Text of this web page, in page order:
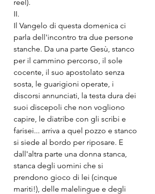
reel).
II.
Il Vangelo di questa domenica ci
parla dell'incontro tra due persone
stanche. Da una parte Gesù, stanco
per il cammino percorso, il sole
cocente, il suo apostolato senza
sosta, le guarigioni operate, i
discorsi annunciati, la testa dura dei
suoi discepoli che non vogliono
capire, le diatribe con gli scribi e
farisei... arriva a quel pozzo e stanco
si siede al bordo per riposare. E
dall'altra parte una donna stanca,
stanca degli uomini che si
prendono gioco di lei (cinque
mariti!), delle malelingue e degli